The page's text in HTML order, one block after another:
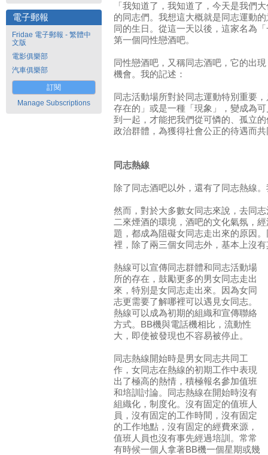
電子郵報
Fridae 電子郵報 - 繁體中
文版
電影俱樂部
汽車俱樂部
訂閱
Manage Subscriptions
「我知道了，我知道了，今天是我們
的同志們。我想這大概就是同志運動
同的生日。從這一天以後，這家名為
第一個同性戀酒吧。
同性戀酒吧，又稱同志酒吧，它的出
機會。我的記述：
同志活動場所對於同志運動特別重要
存在的」或是一種「現象」，變成為
到一起，才能把我們從可憐的、孤立
政治群體，為獲得社會公正的待遇而
同志熱線
除了同志酒吧以外，還有了同志熱線
然而，對於大多數女同志來說，去同
二來煙酒的環境，酒吧的文化氣氛，
題，都成為阻礙女同志走出來的原因
裡，除了兩三個女同志外，基本上沒
熱線可以宣傳同志群體和同志活動場
所的存在，鼓勵更多的男女同志走出
來，特別是女同志走出來。因為女同
志更需要了解哪裡可以遇見女同志。
熱線可以成為初期的組織和宣傳聯絡
方式。BB機與電話機相比，流動性
大，即使被發現也不容易被停止。
同志熱線開始時是男女同志共同工
作，女同志在熱線的初期工作中表現
出了極高的熱情，積極報名參加值班
和培訓討論。同志熱線在開始時沒有
組織化，制度化。沒有固定的值班人
員，沒有固定的工作時間，沒有固定
的工作地點，沒有固定的經費來源，
值班人員也沒有事先經過培訓。常常
有時候一個人拿著BB機一個星期或幾